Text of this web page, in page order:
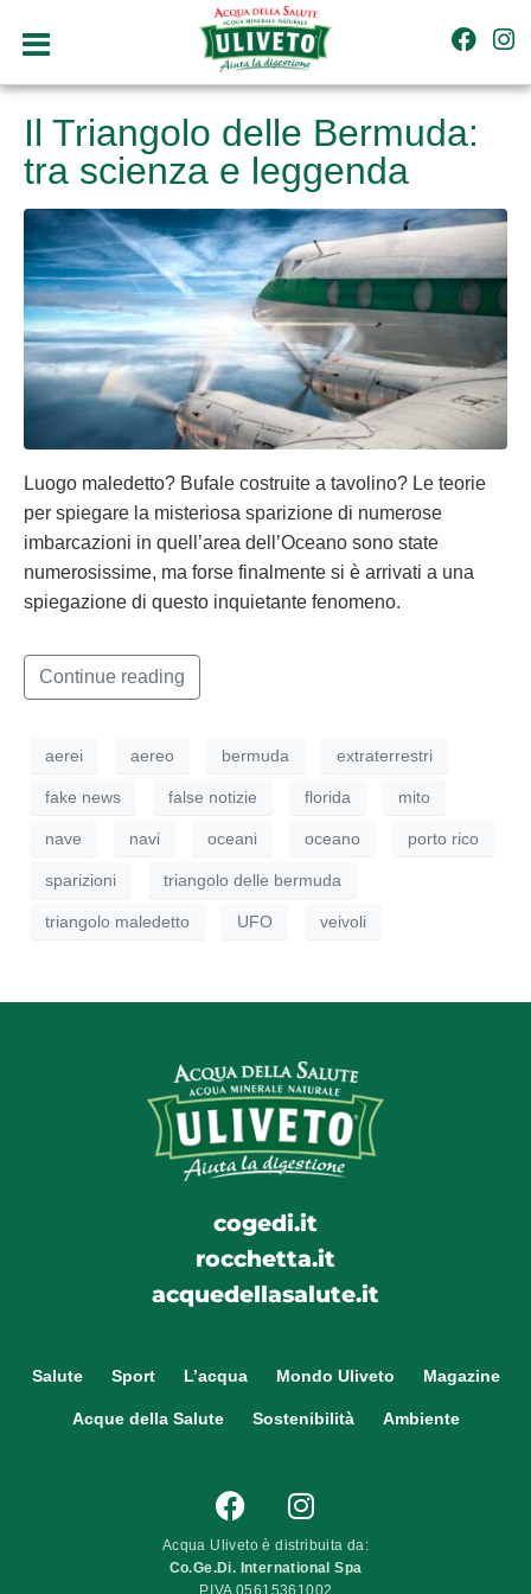
Il Triangolo delle Bermuda:
tra scienza e leggenda
Luogo maledetto? Bufale costruite a tavolino? Le teorie
per spiegare la misteriosa sparizione di numerose
imbarcazioni in quell’area dell’Oceano sono state
numerosissime, ma forse finalmente si è arrivati a una
spiegazione di questo inquietante fenomeno.
Continue reading
aerei aereo bermuda extraterrestri
fake news false notizie florida mito
nave navi oceani oceano porto rico
sparizioni triangolo delle bermuda
triangolo maledetto UFO veivoli
cogedi.it
rocchetta.it
acquedellasalute.it
Salute Sport L’acqua Mondo Uliveto Magazine
Acque della Salute Sostenibilità Ambiente
Acqua Uliveto è distribuita da:
Co.Ge.Di. International Spa
P.IVA 05615361002